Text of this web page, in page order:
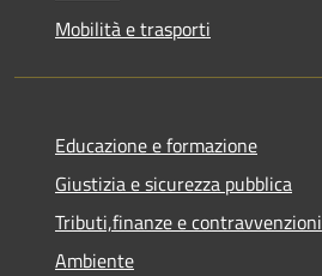
Mobilità e trasporti
Educazione e formazione
Giustizia e sicurezza pubblica
Tributi,finanze e contravvenzioni
Ambiente